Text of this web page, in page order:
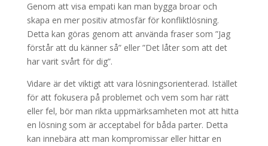
Genom att visa empati kan man bygga broar och
skapa en mer positiv atmosfär för konfliktlösning.
Detta kan göras genom att använda fraser som ”Jag
förstår att du känner så” eller ”Det låter som att det
har varit svårt för dig”.
Vidare är det viktigt att vara lösningsorienterad. Istället
för att fokusera på problemet och vem som har rätt
eller fel, bör man rikta uppmärksamheten mot att hitta
en lösning som är acceptabel för båda parter. Detta
kan innebära att man kompromissar eller hittar en